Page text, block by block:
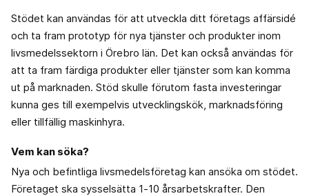
Stödet kan användas för att utveckla ditt företags affärsidé
och ta fram prototyp för nya tjänster och produkter inom
livsmedelssektorn i Örebro län. Det kan också användas för
att ta fram färdiga produkter eller tjänster som kan komma
ut på marknaden. Stöd skulle förutom fasta investeringar
kunna ges till exempelvis utvecklingskök, marknadsföring
eller tillfällig maskinhyra.
Vem kan söka?
Nya och befintliga livsmedelsföretag kan ansöka om stödet.
Företaget ska sysselsätta 1‑10 årsarbetskrafter. Den